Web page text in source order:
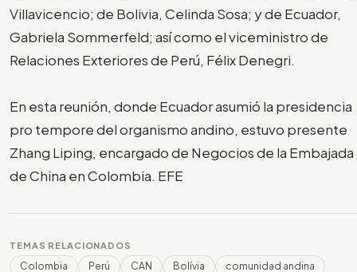
Villavicencio; de Bolivia, Celinda Sosa; y de Ecuador,
Gabriela Sommerfeld; así como el viceministro de
Relaciones Exteriores de Perú, Félix Denegri.
En esta reunión, donde Ecuador asumió la presidencia
pro tempore del organismo andino, estuvo presente
Zhang Liping, encargado de Negocios de la Embajada
de China en Colombia. EFE
TEMAS RELACIONADOS
Colombia Perú CAN Bolívia
comunidad andina